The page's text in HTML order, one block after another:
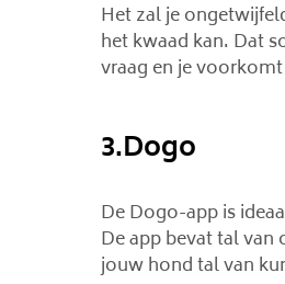
Het zal je
het kwaad kan. Dat
vraag en je
3.Dogo
De Dogo-app is
De app bevat tal van
jouw hond tal van